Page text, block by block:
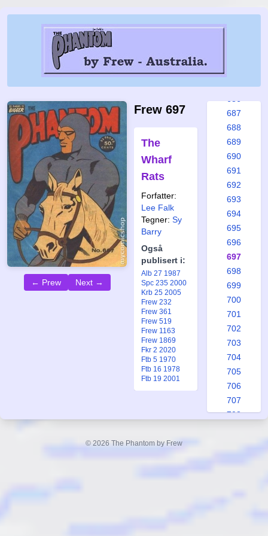
← Prew Next →
Frew 697
The
Wharf
Rats
Forfatter:
Lee Falk
Tegner: Sy
Barry
Også
publisert i:
Alb 27 1987
Spc 235 2000
Krb 25 2005
Frew 232
Frew 361
Frew 519
Frew 1163
Frew 1869
Fkr 2 2020
Ftb 5 1970
Ftb 16 1978
Ftb 19 2001
680
687
688
689
690
691
692
693
694
695
696
697
698
699
700
701
702
703
704
705
706
707
708
© 2026 The Phantom by Frew